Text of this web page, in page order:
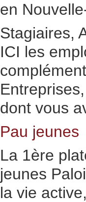
en
Stagiaires,
ICI les
dont vous
Pau jeunes
La 1ère
jeunes
la vie